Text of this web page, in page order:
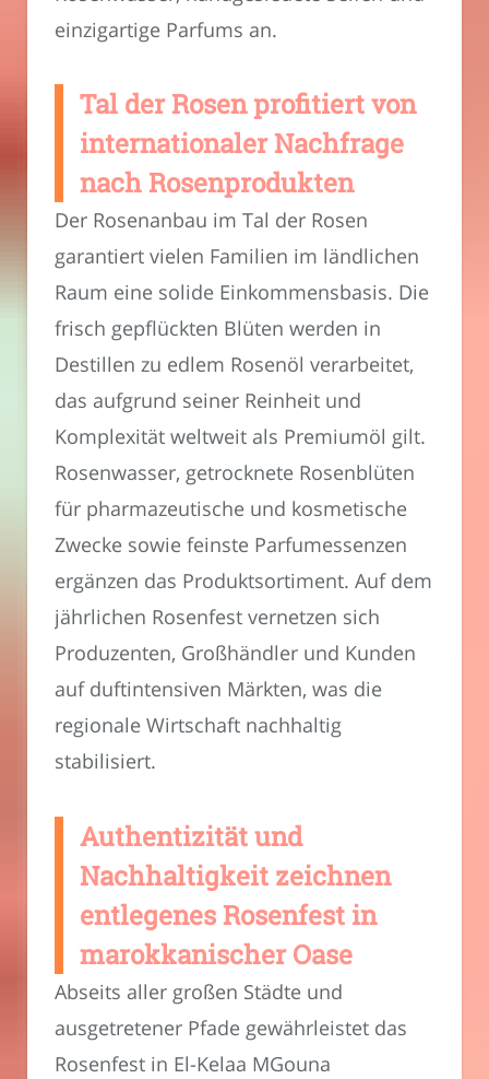
einzigartige Parfums an.
Tal der Rosen profitiert von
internationaler Nachfrage
nach Rosenprodukten
Der Rosenanbau im Tal der Rosen
garantiert vielen Familien im ländlichen
Raum eine solide Einkommensbasis. Die
frisch gepflückten Blüten werden in
Destillen zu edlem Rosenöl verarbeitet,
das aufgrund seiner Reinheit und
Komplexität weltweit als Premiumöl gilt.
Rosenwasser, getrocknete Rosenblüten
für pharmazeutische und kosmetische
Zwecke sowie feinste Parfumessenzen
ergänzen das Produktsortiment. Auf dem
jährlichen Rosenfest vernetzen sich
Produzenten, Großhändler und Kunden
auf duftintensiven Märkten, was die
regionale Wirtschaft nachhaltig
stabilisiert.
Authentizität und
Nachhaltigkeit zeichnen
entlegenes Rosenfest in
marokkanischer Oase
Abseits aller großen Städte und
ausgetretener Pfade gewährleistet das
Rosenfest in El-Kelaa MGouna